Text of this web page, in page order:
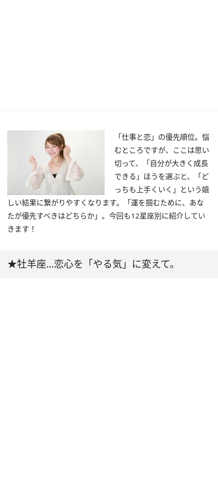
「仕事と恋」の優先順位。悩
むところですが、ここは思い
切って、「自分が大きく成長
できる」ほうを選ぶと、「ど
っちも上手くいく」という嬉
しい結果に繋がりやすくなります。「運を掴むために、あな
たが優先すべきはどちらか」。今回も12星座別に紹介してい
きます！
★牡羊座…恋心を「やる気」に変えて。